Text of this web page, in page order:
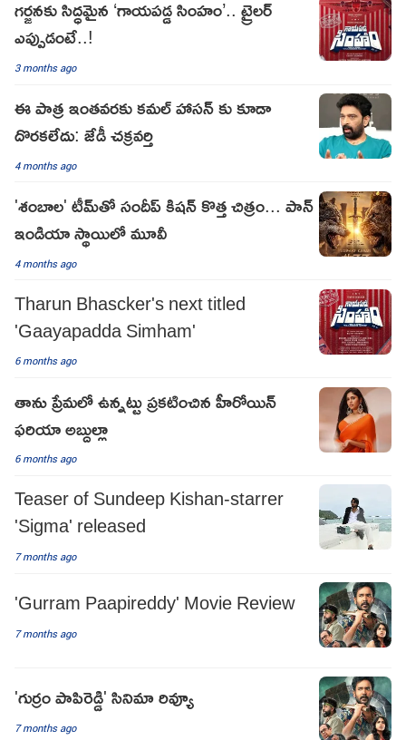
గర్జనకు సిద్ధమైన ‘గాయపడ్డ సింహం’.. ట్రైలర్
ఎప్పుడంటే..!
3 months ago
ఈ పాత్ర ఇంతవరకు కమల్ హాసన్ కు కూడా
దొరకలేదు: జేడీ చక్రవర్తి
4 months ago
'శంబాల' టీమ్‌తో సందీప్ కిషన్ కొత్త చిత్రం... పాన్
ఇండియా స్థాయిలో మూవీ
4 months ago
Tharun Bhascker's next titled
'Gaayapadda Simham'
6 months ago
తాను ప్రేమలో ఉన్నట్టు ప్రకటించిన హీరోయిన్
ఫరియా అబ్దుల్లా
6 months ago
Teaser of Sundeep Kishan-starrer
'Sigma' released
7 months ago
'Gurram Paapireddy' Movie Review
7 months ago
'గుర్రం పాపిరెడ్డి' సినిమా రివ్యూ
7 months ago